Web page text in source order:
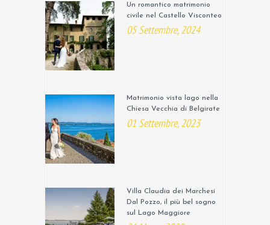
Un romantico matrimonio
civile nel Castello Visconteo
05 Settembre, 2024
Matrimonio vista lago nella
Chiesa Vecchia di Belgirate
01 Settembre, 2023
Villa Claudia dei Marchesi
Dal Pozzo, il più bel sogno
sul Lago Maggiore